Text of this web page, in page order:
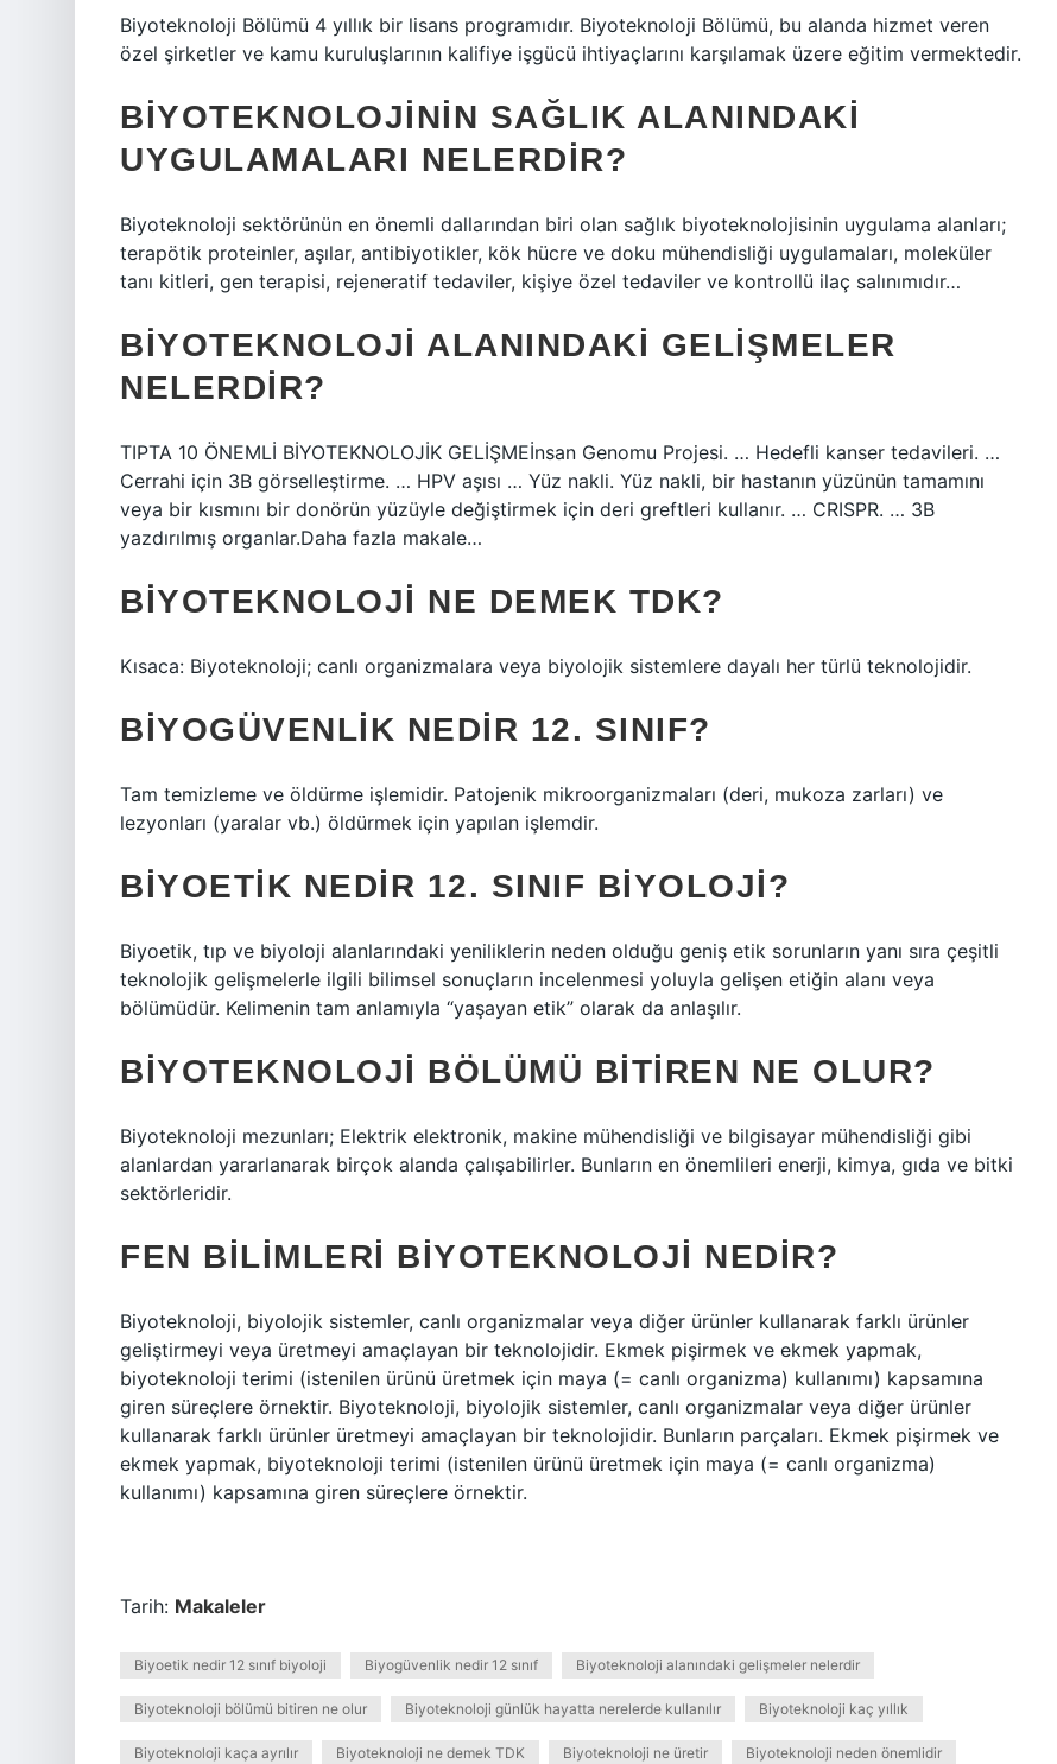
Biyoteknoloji Bölümü 4 yıllık bir lisans programıdır. Biyoteknoloji Bölümü, bu alanda hizmet veren
özel şirketler ve kamu kuruluşlarının kalifiye işgücü ihtiyaçlarını karşılamak üzere eğitim vermektedir.
BIYOTEKNOLOJININ SAĞLIK ALANINDAKI
UYGULAMALARI NELERDIR?
Biyoteknoloji sektörünün en önemli dallarından biri olan sağlık biyoteknolojisinin uygulama alanları;
terapötik proteinler, aşılar, antibiyotikler, kök hücre ve doku mühendisliği uygulamaları, moleküler
tanı kitleri, gen terapisi, rejeneratif tedaviler, kişiye özel tedaviler ve kontrollü ilaç salınımıdır…
BIYOTEKNOLOJI ALANINDAKI GELIŞMELER
NELERDIR?
TIPTA 10 ÖNEMLİ BİYOTEKNOLOJİK GELİŞMEİnsan Genomu Projesi. … Hedefli kanser tedavileri. …
Cerrahi için 3B görselleştirme. … HPV aşısı … Yüz nakli. Yüz nakli, bir hastanın yüzünün tamamını
veya bir kısmını bir donörün yüzüyle değiştirmek için deri greftleri kullanır. … CRISPR. … 3B
yazdırılmış organlar.Daha fazla makale…
BIYOTEKNOLOJI NE DEMEK TDK?
Kısaca: Biyoteknoloji; canlı organizmalara veya biyolojik sistemlere dayalı her türlü teknolojidir.
BIYOGÜVENLIK NEDIR 12. SINIF?
Tam temizleme ve öldürme işlemidir. Patojenik mikroorganizmaları (deri, mukoza zarları) ve
lezyonları (yaralar vb.) öldürmek için yapılan işlemdir.
BIYOETIK NEDIR 12. SINIF BIYOLOJI?
Biyoetik, tıp ve biyoloji alanlarındaki yeniliklerin neden olduğu geniş etik sorunların yanı sıra çeşitli
teknolojik gelişmelerle ilgili bilimsel sonuçların incelenmesi yoluyla gelişen etiğin alanı veya
bölümüdür. Kelimenin tam anlamıyla “yaşayan etik” olarak da anlaşılır.
BIYOTEKNOLOJI BÖLÜMÜ BITIREN NE OLUR?
Biyoteknoloji mezunları; Elektrik elektronik, makine mühendisliği ve bilgisayar mühendisliği gibi
alanlardan yararlanarak birçok alanda çalışabilirler. Bunların en önemlileri enerji, kimya, gıda ve bitki
sektörleridir.
FEN BILIMLERI BIYOTEKNOLOJI NEDIR?
Biyoteknoloji, biyolojik sistemler, canlı organizmalar veya diğer ürünler kullanarak farklı ürünler
geliştirmeyi veya üretmeyi amaçlayan bir teknolojidir. Ekmek pişirmek ve ekmek yapmak,
biyoteknoloji terimi (istenilen ürünü üretmek için maya (= canlı organizma) kullanımı) kapsamına
giren süreçlere örnektir. Biyoteknoloji, biyolojik sistemler, canlı organizmalar veya diğer ürünler
kullanarak farklı ürünler üretmeyi amaçlayan bir teknolojidir. Bunların parçaları. Ekmek pişirmek ve
ekmek yapmak, biyoteknoloji terimi (istenilen ürünü üretmek için maya (= canlı organizma)
kullanımı) kapsamına giren süreçlere örnektir.
Tarih: Makaleler
Biyoetik nedir 12 sınıf biyoloji Biyogüvenlik nedir 12 sınıf Biyoteknoloji alanındaki gelişmeler nelerdir
Biyoteknoloji bölümü bitiren ne olur Biyoteknoloji günlük hayatta nerelerde kullanılır Biyoteknoloji kaç yıllık
Biyoteknoloji kaça ayrılır Biyoteknoloji ne demek TDK Biyoteknoloji ne üretir Biyoteknoloji neden önemlidir